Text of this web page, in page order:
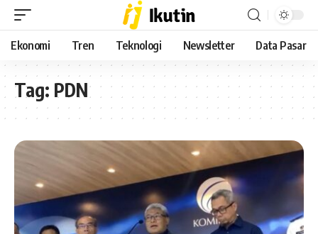
Ekonomi Tren Teknologi Newsletter Data Pasar
Tag: PDN